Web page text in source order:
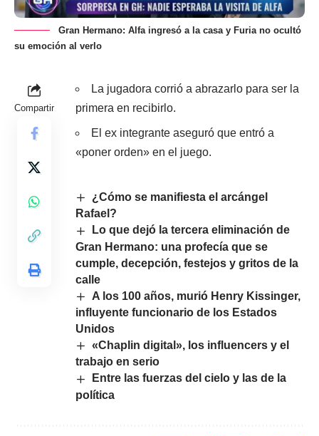
Gran Hermano: Alfa ingresó a la casa y Furia no ocultó
su emoción al verlo
Compartir
La jugadora corrió a abrazarlo para ser la
primera en recibirlo.
El ex integrante aseguró que entró a
«poner orden» en el juego.
¿Cómo se manifiesta el arcángel
Rafael?
Lo que dejó la tercera eliminación de
Gran Hermano: una profecía que se
cumple, decepción, festejos y gritos de la
calle
A los 100 años, murió Henry Kissinger,
influyente funcionario de los Estados
Unidos
«Chaplin digital», los influencers y el
trabajo en serio
Entre las fuerzas del cielo y las de la
política